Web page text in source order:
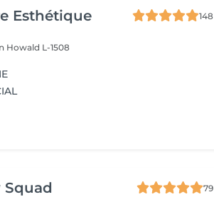
Esthétique
148
Howald L-1508
Squad
79